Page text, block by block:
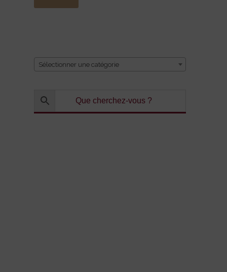
Sélectionner une catégorie